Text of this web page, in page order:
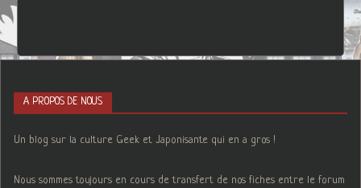
A PROPOS DE NOUS
Un blog sur la culture Geek et Japonisante qui en a gros !
Nous sommes toujours en cours de transfert de nos fiches entre le forum